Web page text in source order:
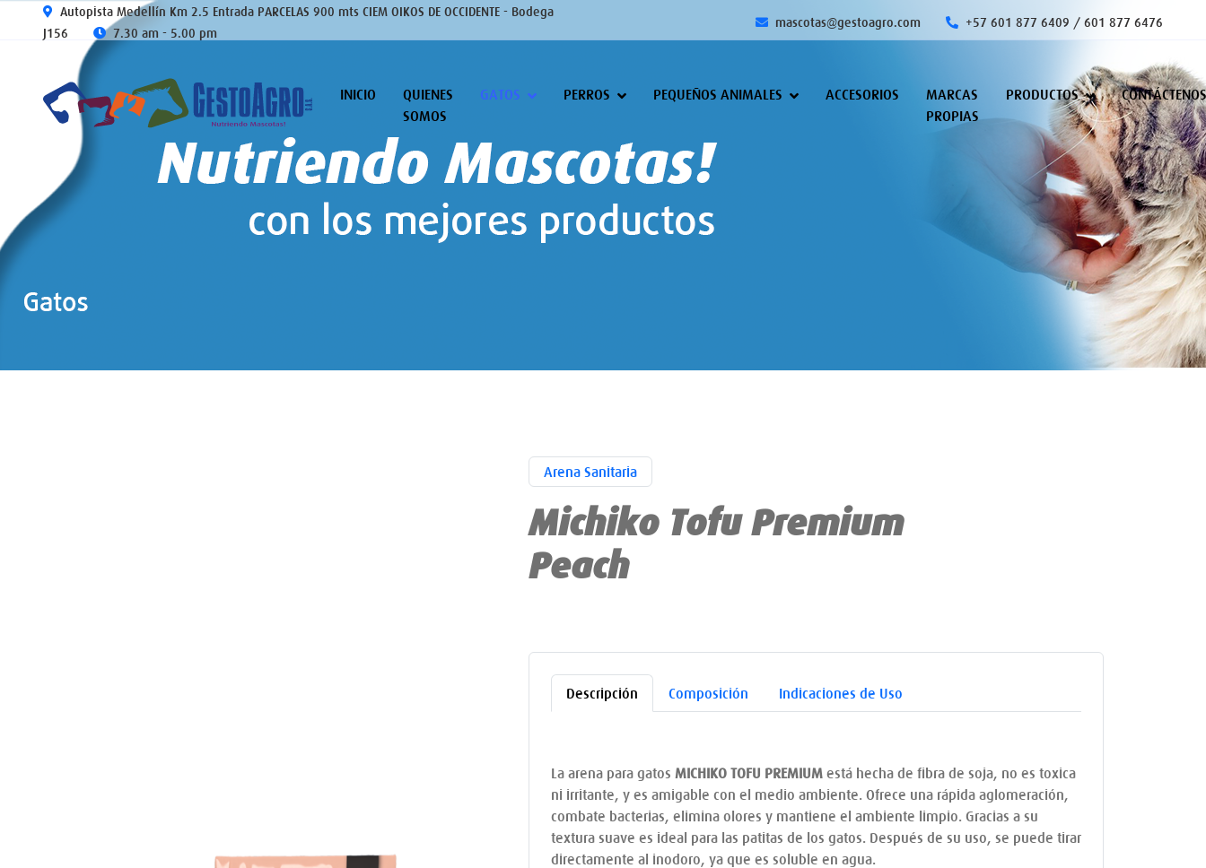
Autopista Medellín Km 2.5 Entrada PARCELAS 900 mts CIEM OIKOS DE OCCIDENTE - Bodega
J156
7.30 am - 5.00 pm
mascotas@gestoagro.com +57 601 877 6409 / 601 877 6476
INICIO
QUIENES
SOMOS
GATOS PERROS PEQUEÑOS ANIMALES ACCESORIOS
MARCAS
PROPIAS
PRODUCTOS CONTÁCTENOS
Arena Sanitaria
Michiko Tofu Premium
Peach
Descripción Composición Indicaciones de Uso
La arena para gatos MICHIKO TOFU PREMIUM está hecha de fibra de soja, no es toxica
ni irritante, y es amigable con el medio ambiente. Ofrece una rápida aglomeración,
combate bacterias, elimina olores y mantiene el ambiente limpio. Gracias a su
textura suave es ideal para las patitas de los gatos. Después de su uso, se puede tirar
directamente al inodoro, ya que es soluble en agua.